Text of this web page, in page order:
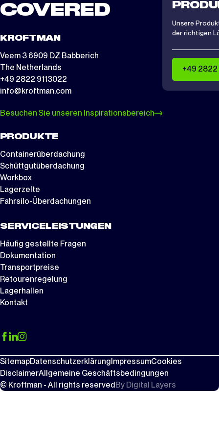
COVERED
KROFTMAN
Veem 3 6909 DZ Babberich
The Netherlands
+49 2822 9113022
info@kroftman.com
Besuchen Sie unseren Inspirationsbereich
PRODUKTE
Containerüberdachung
Schüttgutüberdachung
Workbox
Lagerzelte
Fahrsilo-Überdachungen
SERVICELEISTUNGEN
Häufig gestellte Fragen
Dokumentation
Transportpreise
Retourenregelung
Lagerhallen
Kontakt
Unsere
der richtigen
+49 2822
SitemapDatenschutzerklärungImpressumCookies
DisclaimerAllgemeine Geschäftsbedingungen
© Kroftman - All rights reservedBy Digital Layers